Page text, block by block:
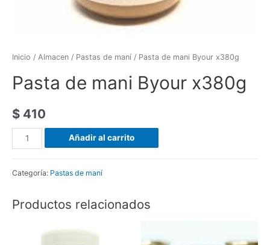
Inicio / Almacen / Pastas de maní / Pasta de mani Byour x380g
Pasta de mani Byour x380g
$ 410
Pasta
de
Byour
cantidad
Añadir al carrito
Categoría: Pastas de maní
Productos relacionados